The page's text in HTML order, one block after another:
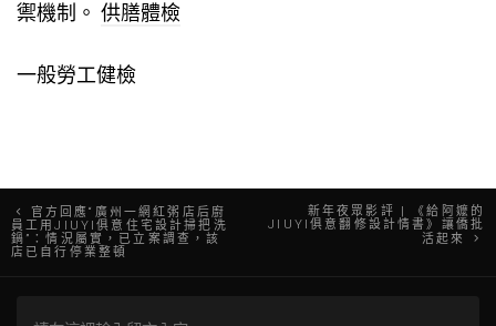
禦機制。 供膳體檢
一般勞工健檢
文
章
官方回應“廣州一網紅粥店后廚
員工用JIUYI俱意住宅設計掃把洗
鍋”：情況屬實，已立案調查，該
店已自行停業整頓
新年夜眾影評 | 《給阿嬤的
JIUYI俱意翻修設計情書》讓僑批
活起來